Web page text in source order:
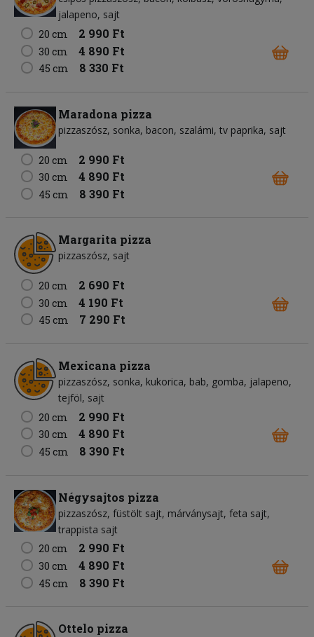
jalapeno sajt
20 cm
2 990 Ft
30 cm 4 890 Ft
45 cm 8 330 Ft
Maradona pizza
pizzaszósz sonka bacon szalámi tv paprika sajt
20 cm 2 990 Ft
30 cm 4 890 Ft
45 cm 8 390 Ft
Margarita pizza
pizzaszósz sajt
20 cm 2 690 Ft
30 cm 4 190 Ft
45 cm 7 290 Ft
Mexicana pizza
pizzaszósz sonka kukorica bab gomba jalapeno
tejföl sajt
20 cm
2 990 Ft
30 cm 4 890 Ft
45 cm 8 390 Ft
Négysajtos pizza
pizzaszósz füstölt sajt márványsajt feta sajt
trappista sajt
20 cm
2 990 Ft
30 cm 4 890 Ft
45 cm 8 390 Ft
Ottelo pizza